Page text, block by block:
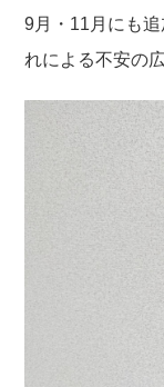
9月・11月にも
れによる不安の